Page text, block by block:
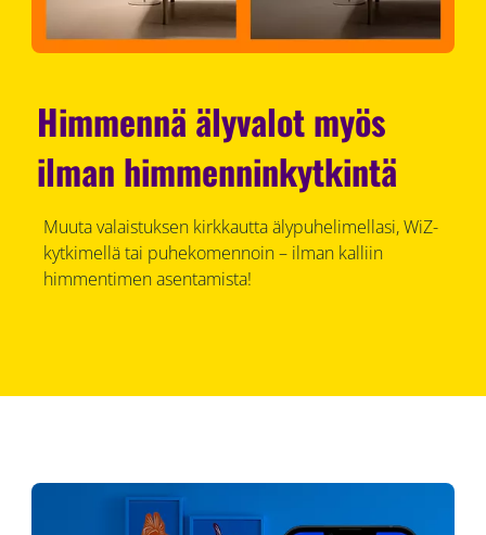
Himmennä älyvalot myös
ilman himmenninkytkintä
Muuta valaistuksen kirkkautta älypuhelimellasi, WiZ-
kytkimellä tai puhekomennoin – ilman kalliin
himmentimen asentamista!